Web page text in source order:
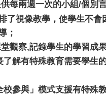
每兩週一次的小組/個別
視像教學，使學生不會
；
觀察,記錄學生的學習成
了解有特殊教育需要學生
校參與」模式支援有特殊